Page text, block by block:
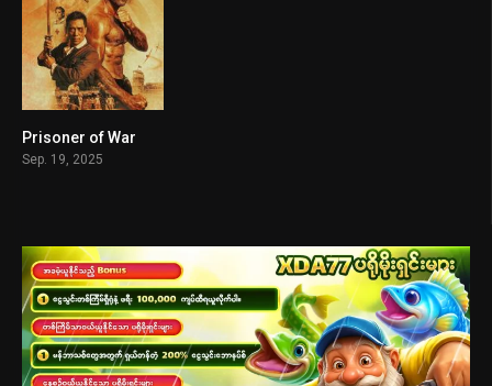
Prisoner of War
Sep. 19, 2025